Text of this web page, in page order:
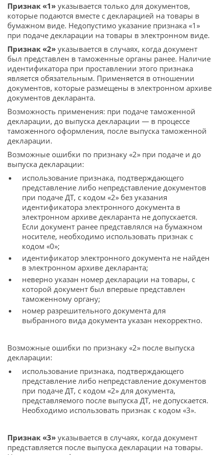
Признак «1» указывается только для документов,
которые подаются вместе с декларацией на товары в
бумажном виде. Недопустимо указание признака «1»
при подаче декларации на товары в электронном виде.
Признак «2» указывается в случаях, когда документ
был представлен в таможенные органы ранее. Наличие
идентификатора при проставлении этого признака
является обязательным. Применяется в отношении
документов, которые размещены в электронном архиве
документов декларанта.
Возможность применения: при подаче таможенной
декларации, до выпуска декларации — в процессе
таможенного оформления, после выпуска таможенной
декларации.
Возможные ошибки по признаку «2» при подаче и до
выпуска декларации:
использование признака, подтверждающего
представление либо непредставление документов
при подаче ДТ, с кодом «2» без указания
идентификатора электронного документа в
электронном архиве декларанта не допускается.
Если документ ранее представлялся на бумажном
носителе, необходимо использовать признак с
кодом «0»;
идентификатор электронного документа не найден
в электронном архиве декларанта;
неверно указан номер декларации на товары, с
которой документ был впервые представлен
таможенному органу;
номер разрешительного документа для
выбранного вида документа указан некорректно.
Возможные ошибки по признаку «2» после выпуска
декларации:
использование признака, подтверждающего
представление либо непредставление документов
при подаче ДТ, с кодом «2» для документа,
представляемого после выпуска ДТ, не допускается.
Необходимо использовать признак с кодом «3».
Признак «3» указывается в случаях, когда документ
представляется после выпуска декларации на товары.